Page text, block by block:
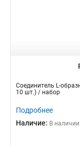
Соединитель L-
10 шт.) / набор
Подробнее
Наличие: В наличии